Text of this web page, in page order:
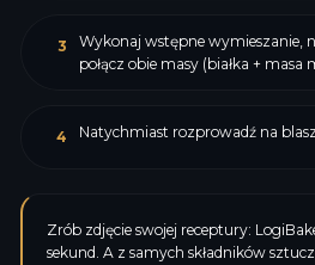
3
Wykonaj wstępne wymieszanie,
połącz obie masy (białka + masa
4 Natychmiast rozprowadź na
Zrób zdjęcie swojej receptury:
sekund. A z samych składników